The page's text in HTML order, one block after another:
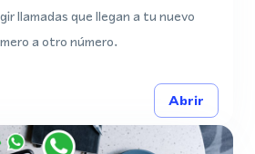
llamadas que llegan a tu nuevo
a otro número.
Abrir